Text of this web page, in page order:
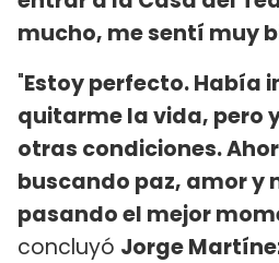
mucho, me sentí muy
"Estoy perfecto. Había
quitarme la vida, pero
otras condiciones.
buscando paz, amor y
pasando el mejor
concluyó Jorge